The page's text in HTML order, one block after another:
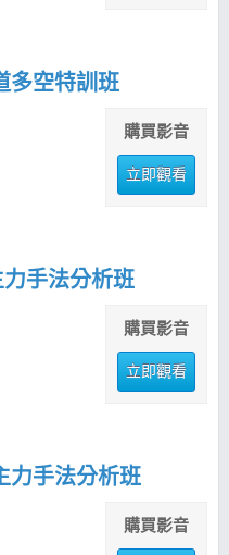
多空特訓班
購買影音
立即觀看
手法分析班
購買影音
立即觀看
力手法分析班
購買影音